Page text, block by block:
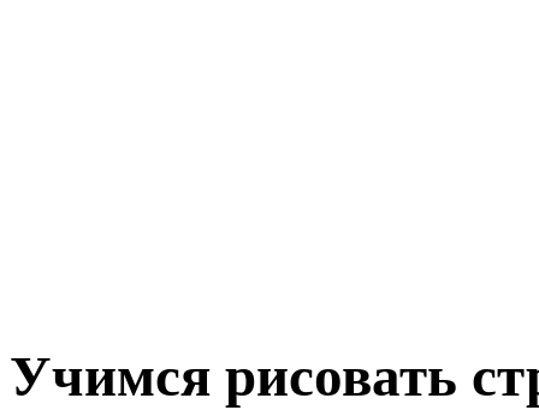
Учимся рисовать